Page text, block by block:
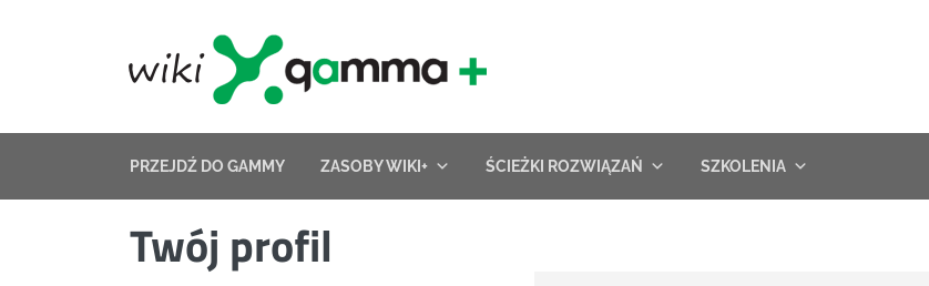
PRZEJDŹ DO GAMMY ZASOBY WIKI+ ŚCIEŻKI ROZWIĄZAŃ SZKOLENIA
Twój profil